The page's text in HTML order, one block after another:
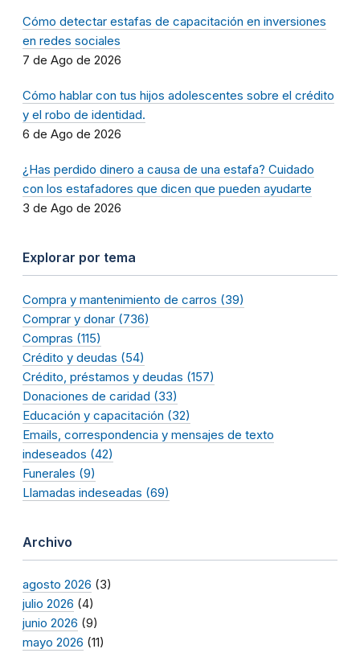
Cómo detectar estafas de capacitación en inversiones
en redes sociales
7 de Ago de 2026
Cómo hablar con tus hijos adolescentes sobre el crédito
y el robo de identidad.
6 de Ago de 2026
¿Has perdido dinero a causa de una estafa? Cuidado
con los estafadores que dicen que pueden ayudarte
3 de Ago de 2026
Explorar por tema
Compra y mantenimiento de carros (39)
Comprar y donar (736)
Compras (115)
Crédito y deudas (54)
Crédito, préstamos y deudas (157)
Donaciones de caridad (33)
Educación y capacitación (32)
Emails, correspondencia y mensajes de texto
indeseados (42)
Funerales (9)
Llamadas indeseadas (69)
Archivo
agosto 2026 (3)
julio 2026 (4)
junio 2026 (9)
mayo 2026 (11)